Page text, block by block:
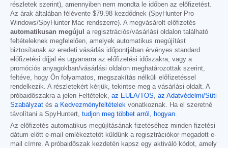
részletek szerint), amennyiben nem mondta le időben az előfizetést.
Az árak általában félévente $79.98 kezdődnek (SpyHunter Pro
Windows/SpyHunter Mac rendszerre). A megvásárolt előfizetés
automatikusan megújul
a regisztrációs/vásárlási oldalon található
feltételeknek megfelelően, amelyek automatikus megújítást
biztosítanak az eredeti vásárlás időpontjában érvényes standard
előfizetési díjjal és ugyanarra az előfizetési időszakra, vagy a
promóciós anyagokban/vásárlási oldalon meghatározottak szerint,
feltéve, hogy Ön folyamatos, megszakítás nélküli előfizetéssel
rendelkezik. A részletekért kérjük, tekintse meg a vásárlási oldalt. A
próbaidőszakra a jelen Feltételek, az EULA/TOS, az Adatvédelmi/Süti
Szabályzat és a Kedvezményfeltételek vonatkoznak. Ha el szeretné
távolítani a SpyHuntert, tudjon meg többet arról, hogyan.
Az előfizetés automatikus megújításának fizetéséhez minden fizetési
dátum előtt e-mail emlékeztetőt küldünk a regisztrációkor megadott e-
mail címre. A próbaidőszak kezdetén kapsz egy aktiváló kódot, amely